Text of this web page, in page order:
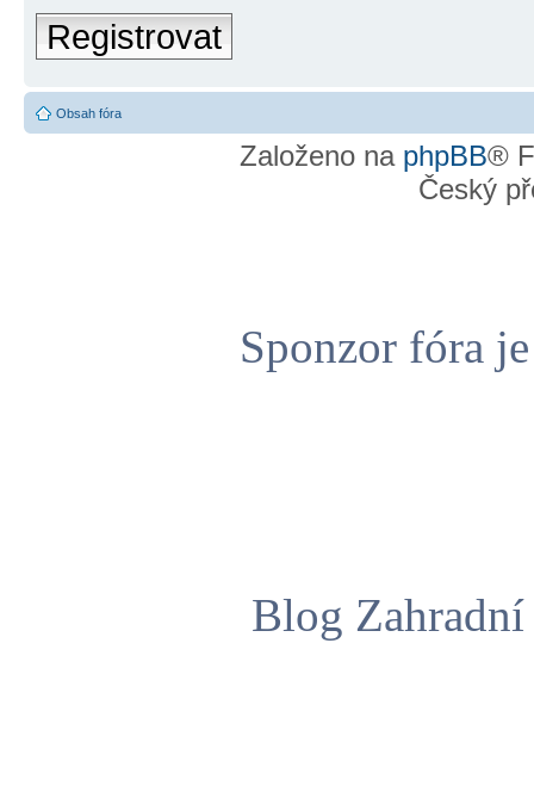
Registrovat
Obsah fóra
Založeno na phpBB®
Český
Sponzor fóra
Blog